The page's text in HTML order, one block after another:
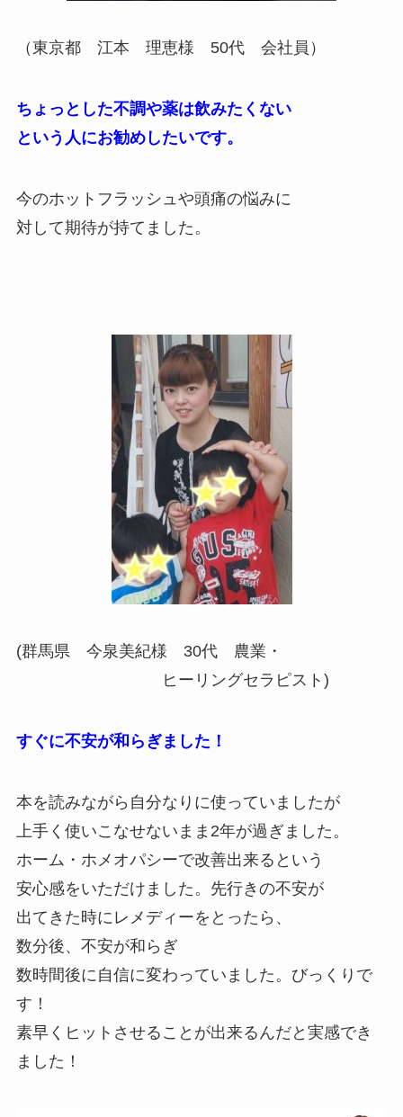
（東京都 江本 理恵様 50代 会社員）
ちょっとした不調や薬は飲みたくない
という人にお勧めしたいです。
今のホットフラッシュや頭痛の悩みに
対して期待が持てました。
(群馬県 今泉美紀様 30代 農業・
ヒーリングセラピスト)
すぐに不安が和らぎました！
本を読みながら自分なりに使っていましたが
上手く使いこなせないまま2年が過ぎました。
ホーム・ホメオパシーで改善出来るという
安心感をいただけました。先行きの不安が
出てきた時にレメディーをとったら、
数分後、不安が和らぎ
数時間後に自信に変わっていました。びっくりで
す！
素早くヒットさせることが出来るんだと実感でき
ました！